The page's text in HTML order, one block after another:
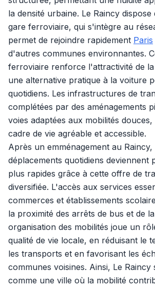
la densité urbaine. Le Raincy
gare ferroviaire, qui s'intègre au
permet de rejoindre rapidement Paris
d'autres communes environnantes.
ferroviaire renforce l'attractivité de
une alternative pratique à la voiture
quotidiens. Les infrastructures de
complétées par des aménagements
voies adaptées aux mobilités
cadre de vie agréable et accessible.
Après un emménagement au Raincy,
déplacements quotidiens deviennent
plus rapides grâce à cette offre de
diversifiée. L'accès aux services
commerces et établissements
la proximité des arrêts de bus et de
organisation des mobilités joue un
qualité de vie locale, en réduisant le
les transports et en favorisant les
communes voisines. Ainsi, Le Raincy
comme une ville où la mobilité